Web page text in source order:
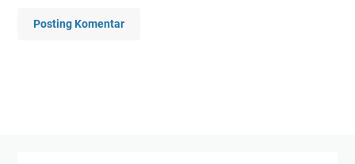
Posting Komentar